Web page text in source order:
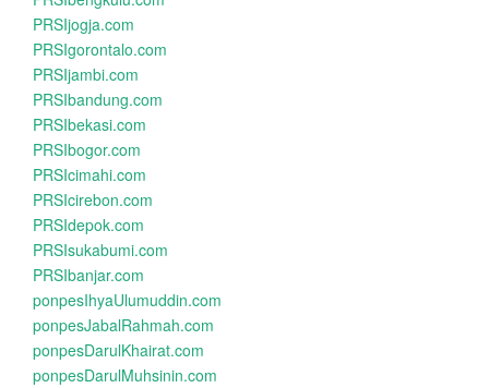
PRSIjogja.com
PRSIgorontalo.com
PRSIjambi.com
PRSIbandung.com
PRSIbekasi.com
PRSIbogor.com
PRSIcimahi.com
PRSIcirebon.com
PRSIdepok.com
PRSIsukabumi.com
PRSIbanjar.com
ponpesIhyaUlumuddin.com
ponpesJabalRahmah.com
ponpesDarulKhairat.com
ponpesDarulMuhsinin.com